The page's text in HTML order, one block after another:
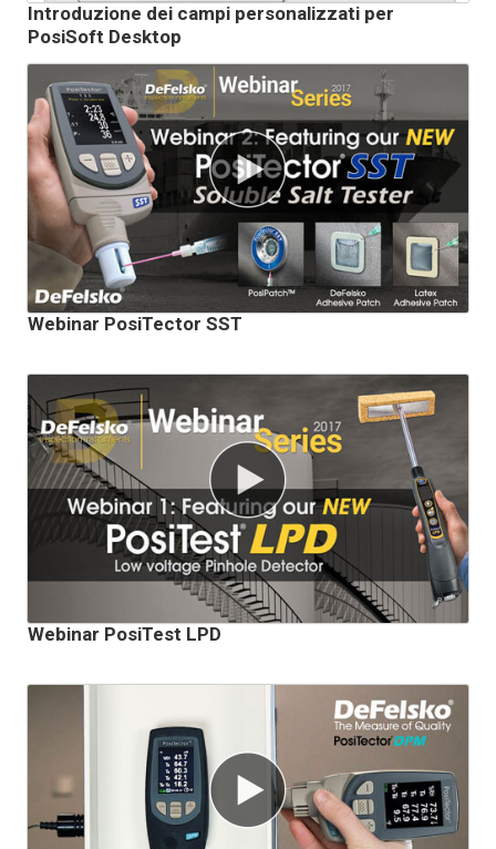
Introduzione dei campi personalizzati per
PosiSoft Desktop
Webinar PosiTector SST
Webinar PosiTest LPD